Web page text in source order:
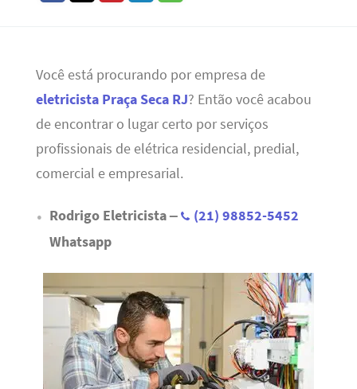
Você está procurando por empresa de
eletricista Praça Seca RJ? Então você acabou
de encontrar o lugar certo por serviços
profissionais de elétrica residencial, predial,
comercial e empresarial.
Rodrigo Eletricista –
(21) 98852-5452
Whatsapp